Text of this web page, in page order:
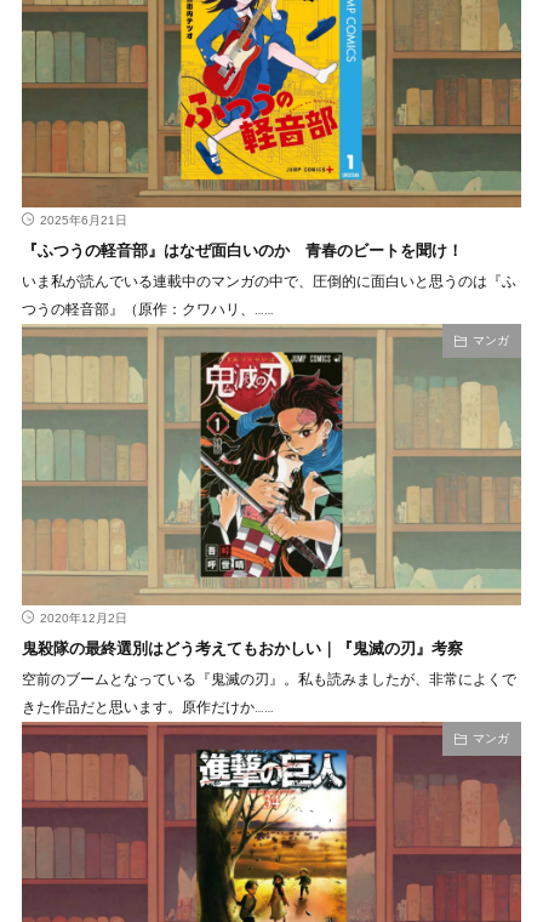
2025年6月21日
『ふつうの軽音部』はなぜ面白いのか 青春のビートを聞け！
いま私が読んでいる連載中のマンガの中で、圧倒的に面白いと思うのは『ふ
つうの軽音部』（原作：クワハリ、……
マンガ
2020年12月2日
鬼殺隊の最終選別はどう考えてもおかしい｜『鬼滅の刃』考察
空前のブームとなっている『鬼滅の刃』。私も読みましたが、非常によくで
きた作品だと思います。原作だけか……
マンガ